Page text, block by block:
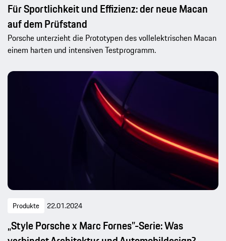
Für Sportlichkeit und Effizienz: der neue Macan
auf dem Prüfstand
Porsche unterzieht die Prototypen des vollelektrischen Macan
einem harten und intensiven Testprogramm.
Produkte 22.01.2024
„Style Porsche x Marc Fornes”-Serie: Was